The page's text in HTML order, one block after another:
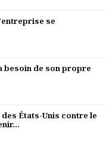
se
besoin de son propre
États-Unis contre le